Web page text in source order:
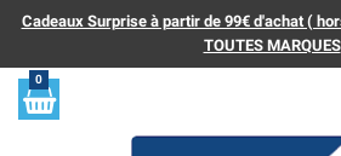
Cadeaux Surprise à partir de 99€ d'achat (
TOUTES MARQUES
0